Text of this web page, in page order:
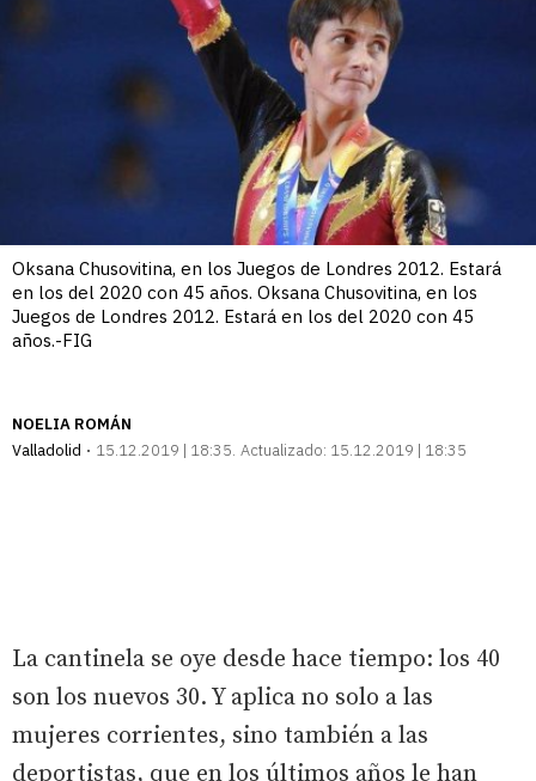
Oksana Chusovitina, en los Juegos de Londres 2012. Estará
en los del 2020 con 45 años. Oksana Chusovitina, en los
Juegos de Londres 2012. Estará en los del 2020 con 45
años.-FIG
NOELIA ROMÁN
Valladolid
15.12.2019 | 18:35 Actualizado: 15.12.2019 | 18:35
La cantinela se oye desde hace tiempo: los 40
son los nuevos 30. Y aplica no solo a las
mujeres corrientes, sino también a las
deportistas, que en los últimos años le han